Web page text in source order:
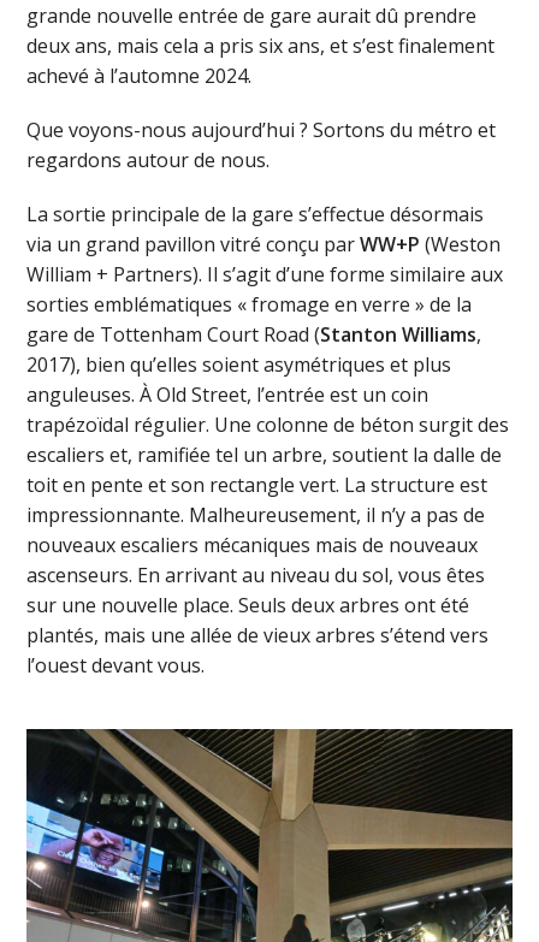
grande nouvelle entrée de gare aurait dû prendre
deux ans, mais cela a pris six ans, et s’est finalement
achevé à l’automne 2024.
Que voyons-nous aujourd’hui ? Sortons du métro et
regardons autour de nous.
La sortie principale de la gare s’effectue désormais
via un grand pavillon vitré conçu parWW+P(Weston
William + Partners). Il s’agit d’une forme similaire aux
sorties emblématiques « fromage en verre » de la
gare de Tottenham Court Road (Stanton Williams,
2017), bien qu’elles soient asymétriques et plus
anguleuses. À Old Street, l’entrée est un coin
trapézoïdal régulier. Une colonne de béton surgit des
escaliers et, ramifiée tel un arbre, soutient la dalle de
toit en pente et son rectangle vert. La structure est
impressionnante. Malheureusement, il n’y a pas de
nouveaux escaliers mécaniques mais de nouveaux
ascenseurs. En arrivant au niveau du sol, vous êtes
sur une nouvelle place. Seuls deux arbres ont été
plantés, mais une allée de vieux arbres s’étend vers
l’ouest devant vous.